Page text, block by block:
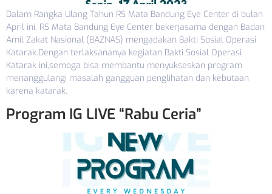
Dalam Rangka Ulang Tahun RS Mata Bandung Eye Center di bulan
April ini, RS Mata Bandung Eye Center bekerjasama dengan Badan
Amil Zakat Nasional (BAZNAS) mengadakan Bakti Sosial Operasi
Katarak.Dengan terlaksananya kegiatan Bakti Sosial Operasi
Katarak ini,semoga bisa membantu menyukseskan program
menanggulangi masalah gangguan penglihatan dan kebutaan
karena katarak.
Program IG LIVE “Rabu Ceria”